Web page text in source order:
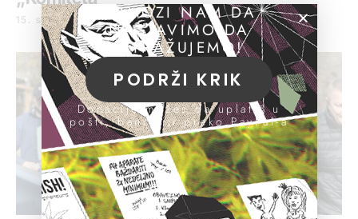
15. septembar 2020.POMOZI NAM DA
NASTAVIMO DA
ISTRAŽUJEMO!
PODRŽI KRIK
Donacije možeš da uplatiš u
pošti, banci ili preko PayPal-a